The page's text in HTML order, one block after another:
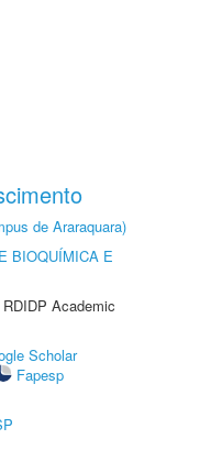
de Araraquara)
BIOQUÍMICA E
Academic
Scholar
Fapesp